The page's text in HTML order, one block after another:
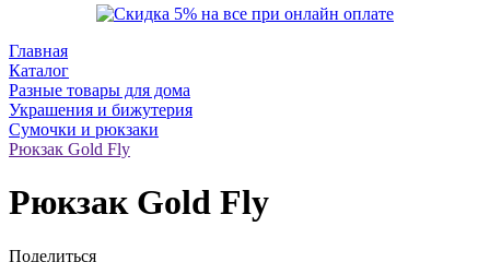
Главная
Каталог
Разные товары для дома
Украшения и бижутерия
Сумочки и рюкзаки
Рюкзак Gold Fly
Рюкзак Gold Fly
Поделиться